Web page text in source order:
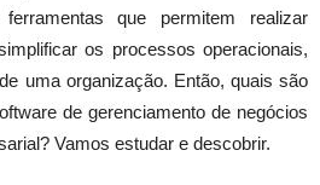
que permitem realizar
os processos operacionais,
uma organização. Então, quais são
de gerenciamento de negócios
Vamos estudar e descobrir.